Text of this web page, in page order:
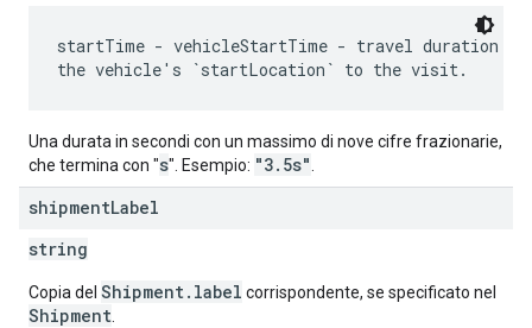
startTime - vehicleStartTime - travel duration
Una durata in secondi con un massimo di nove cifre frazionarie,
che termina con "s". Esempio: "3.5s"
shipmentLabel
string
Copia del Shipment.label corrispondente, se specificato nel
Shipment